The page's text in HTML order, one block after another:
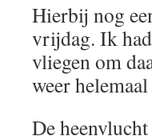
Hierbij nog
vrijdag. Ik
vliegen om
weer
De